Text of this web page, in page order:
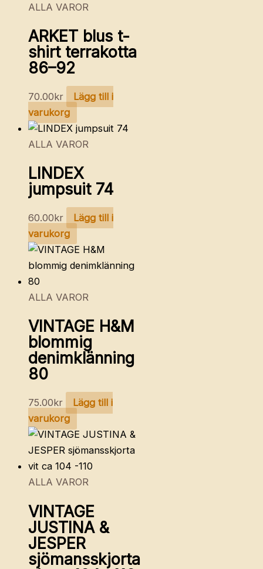
ALLA VAROR
ARKET blus t-
shirt terrakotta
86–92
70.00kr
Lägg till i
varukorg
ALLA VAROR
LINDEX
jumpsuit 74
60.00kr
Lägg till i
varukorg
ALLA VAROR
VINTAGE H&M
blommig
denimklänning
80
75.00kr
Lägg till i
varukorg
ALLA VAROR
VINTAGE
JUSTINA &
JESPER
sjömansskjorta